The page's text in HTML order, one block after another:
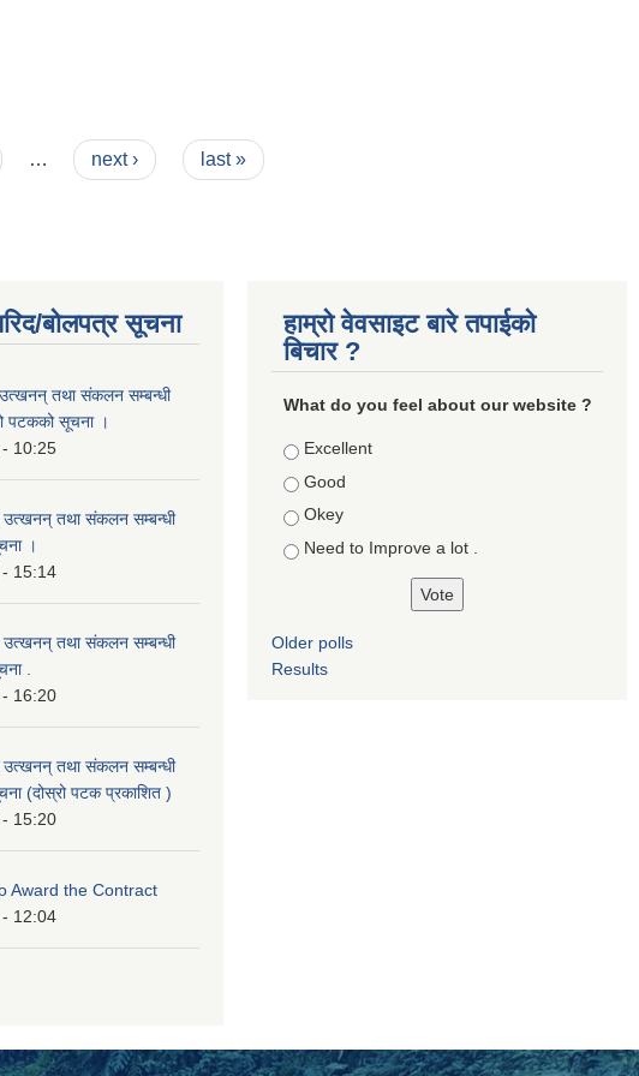
… next › last »
बोलपत्र सूचना
उत्खनन् तथा संकलन सम्बन्धी
पटकको सूचना ।
10:25
उत्खनन् तथा संकलन सम्बन्धी
।
15:14
उत्खनन् तथा संकलन सम्बन्धी
.
16:20
उत्खनन् तथा संकलन सम्बन्धी
(दोस्रो पटक प्रकाशित )
15:20
Award the Contract
12:04
हाम्रो वेवसाइट बारे तपाईको
बिचार ?
What do you feel about our website ?
Choices
Excellent
Good
Okey
Need to Improve a lot .
Older polls
Results